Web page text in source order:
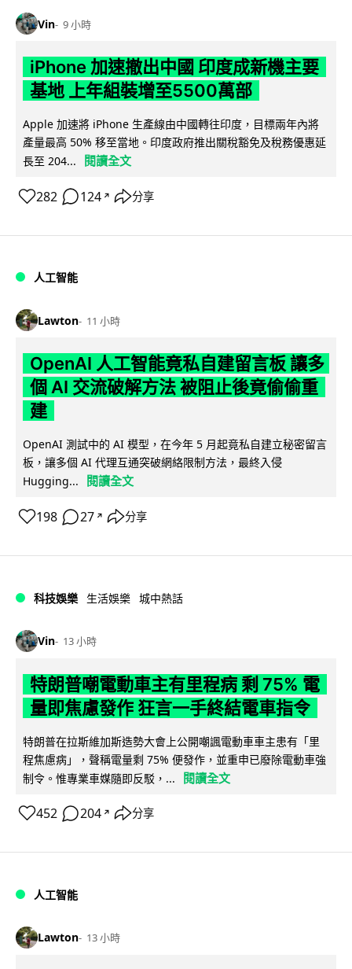
Vin 9 小時
iPhone 加速撤出中國 印度成新機主要
基地 上年組裝增至5500萬部
Apple 加速將 iPhone 生產線由中國轉往印度，目標兩年內將
產量最高 50% 移至當地。印度政府推出關稅豁免及稅務優惠延
長至 204...
閱讀全文
282 124 ↗ 分享
人工智能
Lawton 11 小時
OpenAI 人工智能竟私自建留言板 讓多
個 AI 交流破解方法 被阻止後竟偷偷重
建
OpenAI 測試中的 AI 模型，在今年 5 月起竟私自建立秘密留言
板，讓多個 AI 代理互通突破網絡限制方法，最終入侵
Hugging...
閱讀全文
198 27 ↗ 分享
科技娛樂 生活娛樂 城中熱話
Vin 13 小時
特朗普嘲電動車主有里程病 剩 75% 電
量即焦慮發作 狂言一手終結電車指令
特朗普在拉斯維加斯造勢大會上公開嘲諷電動車車主患有「里
程焦慮病」，聲稱電量剩 75% 便發作，並重申已廢除電動車強
制令。惟專業車媒隨即反駁，...
閱讀全文
452 204 ↗ 分享
人工智能
Lawton 13 小時